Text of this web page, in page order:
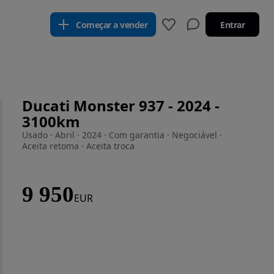
Começar a vender Entrar
Ducati Monster 937 - 2024 -
3100km
Usado · Abril · 2024 · Com garantia · Negociável ·
Aceita retoma · Aceita troca
9 950EUR